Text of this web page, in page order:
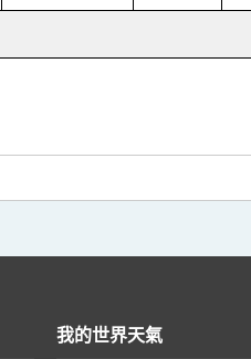
我的世界天氣